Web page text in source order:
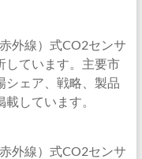
外線）式CO2センサ
しています。主要市
シェア、戦略、製品
しています。
外線）式CO2センサ